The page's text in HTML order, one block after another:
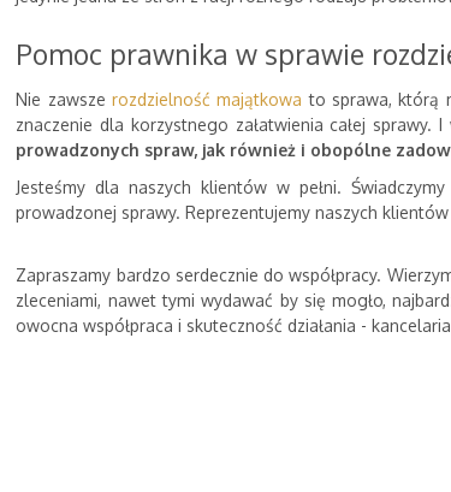
Pomoc prawnika w sprawie
Nie zawszerozdzielność majątkowa to sprawa, którą
znaczenie dla korzystnego załatwienia całej sprawy.
prowadzonych spraw, jak również i obopólne
Jesteśmy dla naszych klientów w pełni.
prowadzonej sprawy. Reprezentujemy naszych
Zapraszamy bardzo serdecznie do współpracy.
zleceniami, nawet tymi wydawać by się mogło,
owocna współpraca i skuteczność działania -